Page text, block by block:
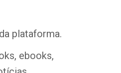
plataforma.
ebooks,